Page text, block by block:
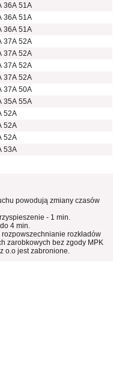
36A 51A
36A 51A
36A 51A
37A 52A
37A 52A
37A 52A
37A 52A
37A 50A
35A 55A
52A
52A
52A
53A
powodują zmiany czasów
- 1 min.
4 min.
rozkładów
zarobkowych bez zgody MPK
o.o jest zabronione.